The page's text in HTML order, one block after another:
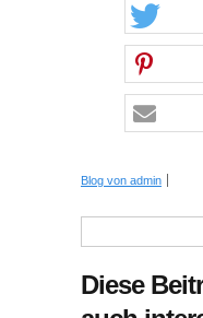
Blog von admin
Diese